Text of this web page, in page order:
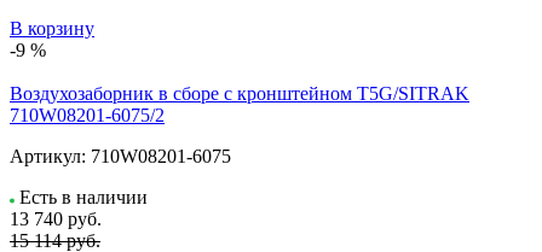
В корзину
-9 %
Воздухозаборник в сборе с кронштейном T5G/SITRAK
710W08201-6075/2
Артикул: 710W08201-6075
Есть в наличии
13 740 руб.
15 114 руб.